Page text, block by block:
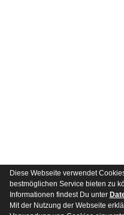
Besucherstatistik
Diese Webseite verwendet
bestmöglichen Service bieten zu
Informationen findest Du unter
Mit der Nutzung der Webseite